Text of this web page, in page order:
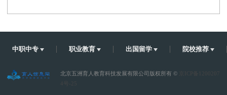
中职中专 职业教育 出国留学 院校推荐
北京五洲育人教育科技发展有限公司版权所有 ©
京ICP备1200207
4号-25